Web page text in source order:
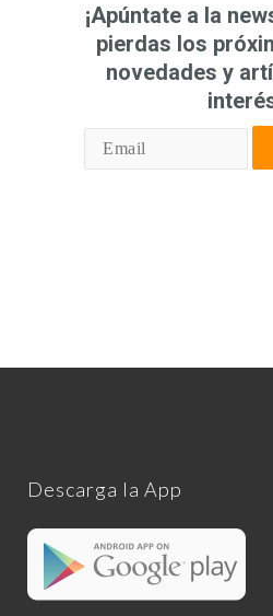
¡Apúntate a la
pierdas los
novedades y
Descarga la App